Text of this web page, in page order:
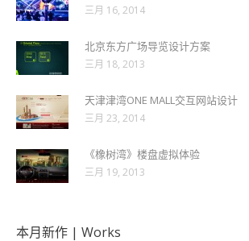
三月 16, 2014
北京东方广场导览设计方案
三月 18, 2013
天津津湾ONE MALL交互网站设计
三月 23, 2014
《橡树湾》楼盘虚拟体验
三月 19, 2013
本月新作 | Works